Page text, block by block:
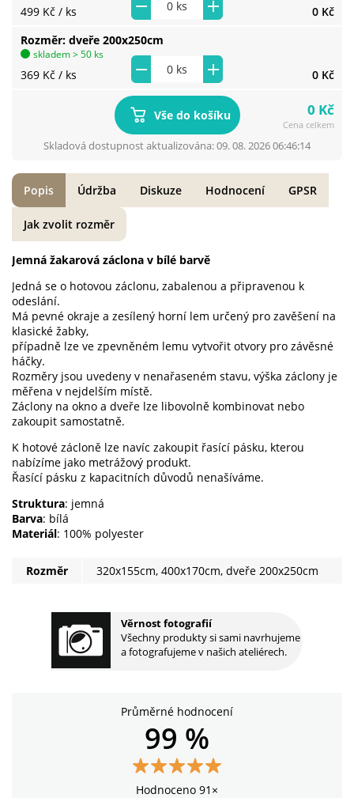
499 Kč / ks 0 Kč
Rozměr dveře 200x250cm
369 Kč / ks 0 Kč
skladem > 50 ks
Vše do košíku 0 Kč
Cena celkem
Skladová dostupnost aktualizována: 09. 08. 2026 06:46:14
Věrnost fotografií
Všechny produkty si sami navrhujeme
a fotografujeme v našich ateliérech.
Jemná žakarová záclona v bílé barvě
Jedná se o hotovou záclonu, zabalenou a připravenou k
odeslání.
Má pevné okraje a zesílený horní lem určený pro zavěšení na
klasické žabky,
případně lze ve zpevněném lemu vytvořit otvory pro závěsné
háčky.
Rozměry jsou uvedeny v nenařaseném stavu, výška záclony je
měřena v nejdelším místě.
Záclony na okno a dveře lze libovolně kombinovat nebo
zakoupit samostatně.
K hotové zácloně lze navíc zakoupit řasící pásku, kterou
nabízíme jako metrážový produkt.
Řasící pásku z kapacitních důvodů nenašíváme.
Struktura: jemná
Barva: bílá
Materiál: 100% polyester
Rozměr 320x155cm, 400x170cm, dveře 200x250cm
Popis Údržba Diskuze Hodnocení GPSR
Jak zvolit rozměr
Průměrné hodnocení
99 %
Hodnoceno 91×